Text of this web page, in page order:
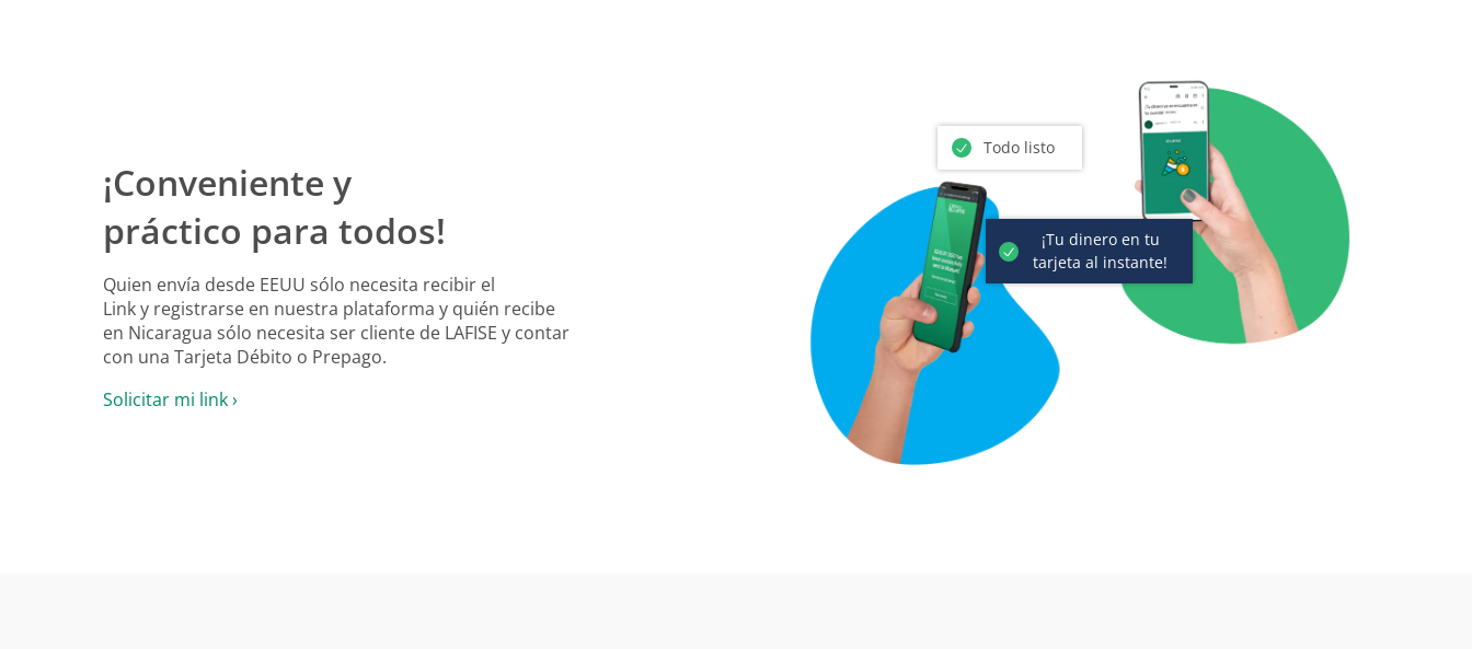
¡Conveniente y
práctico para todos!
Quien envía desde EEUU sólo necesita recibir el
Link y registrarse en nuestra plataforma y quién recibe
en Nicaragua sólo necesita ser cliente de LAFISE y contar
con una Tarjeta Débito o Prepago.
Solicitar mi link ›